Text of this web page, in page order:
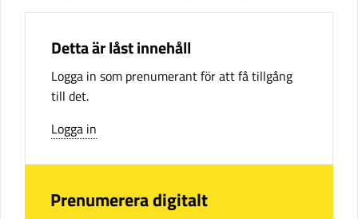
Detta är låst innehåll
Logga in som prenumerant för att få tillgång
till det.
Logga in
Prenumerera digitalt